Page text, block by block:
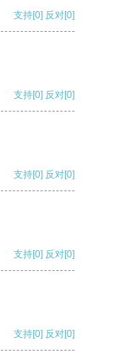
支持[0] 反对[0]
支持[0] 反对[0]
支持[0] 反对[0]
支持[0] 反对[0]
支持[0] 反对[0]